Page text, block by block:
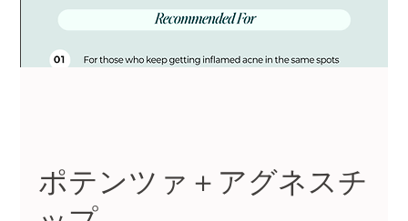
ポテンツァ＋アグネスチ